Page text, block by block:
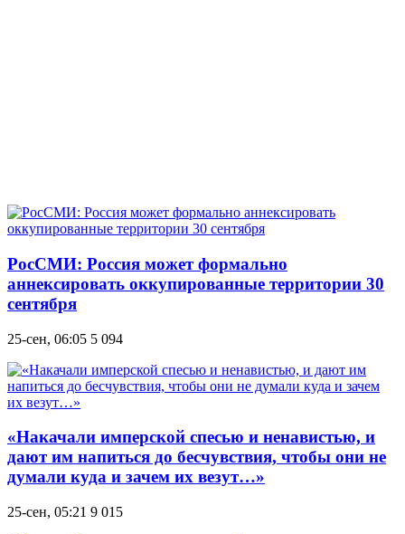
РосСМИ: Россия может формально
аннексировать оккупированные территории 30
сентября
25-сен, 06:05 5 094
«Накачали имперской спесью и ненавистью, и
дают им напиться до бесчувствия, чтобы они не
думали куда и зачем их везут…»
25-сен, 05:21 9 015